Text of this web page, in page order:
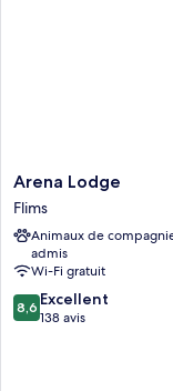
Arena
Lodge
Flims
Arena Lodge
Flims
Animaux de
admis
Wi-Fi gratuit
8.6
sur
8,6 Excellent
138 avis